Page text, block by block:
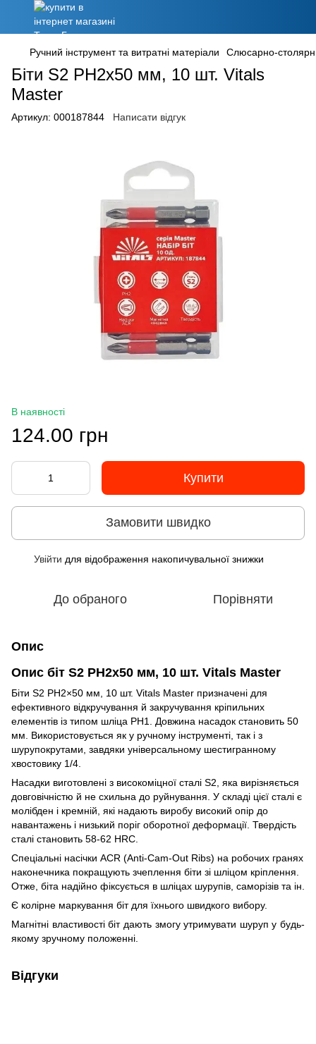
Ручний інструмент та витратні матеріали Слюсарно-
Біти S2 PH2х50 мм, 10 шт. Vitals
Master
Артикул: 000187844 Написати відгук
В наявності
124.00 грн
Купити
Замовити швидко
Увійти для відображення накопичувальної знижки
До обраного Порівняти
Опис
Опис біт S2 PH2х50 мм, 10 шт. Vitals Master
Біти S2 PH2×50 мм, 10 шт. Vitals Master призначені для
ефективного відкручування й закручування кріпильних
елементів із типом шліца PH1. Довжина насадок становить 50
мм. Використовується як у ручному інструменті, так і з
шурупокрутами, завдяки універсальному шестигранному
хвостовику 1/4
Насадки виготовлені з високоміцної сталі S2, яка вирізняється
довговічністю й не схильна до руйнування. У складі цієї сталі є
молібден і кремній, які надають виробу високий опір до
навантажень і низький поріг оборотної деформації. Твердість
сталі становить 58-62 HRC.
Спеціальні насічки ACR (Anti-Cam-Out Ribs) на робочих гранях
наконечника покращують зчеплення біти зі шліцом кріплення.
Отже, біта надійно фіксується в шліцах шурупів, саморізів та ін.
Є колірне маркування біт для їхнього швидкого вибору.
Магнітні властивості біт дають змогу утримувати шуруп у будь-
якому зручному положенні.
Відгуки